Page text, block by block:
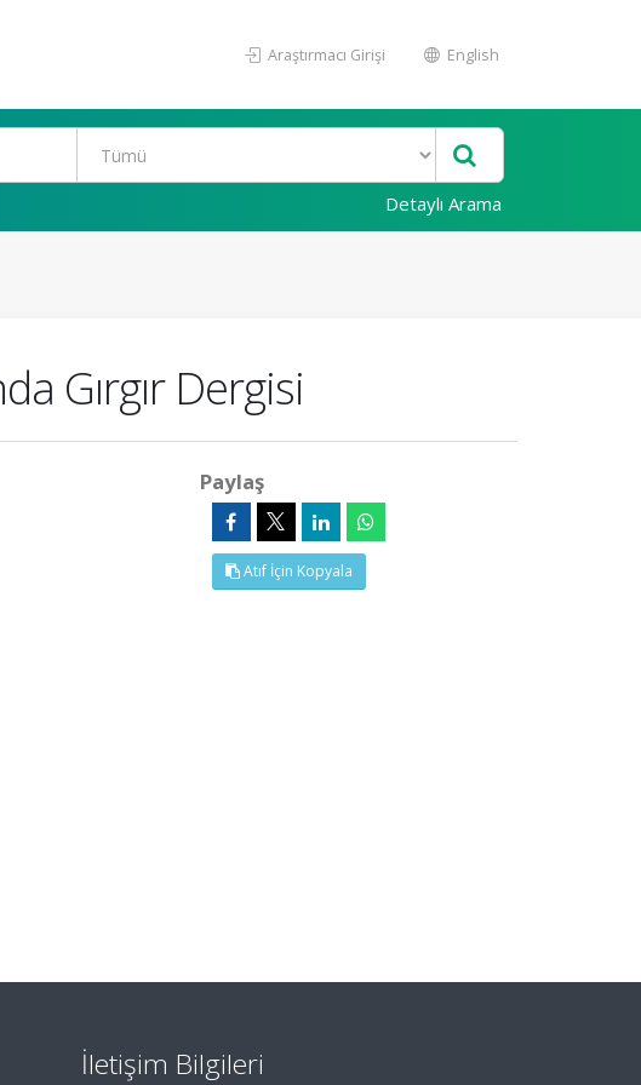
Araştırmacı Girişi English
Detaylı Arama
Gırgır Dergisi
Paylaş
Atıf İçin Kopyala
İletişim Bilgileri